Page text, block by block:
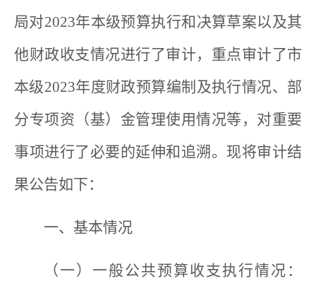
局对2023年本级预算执行和决算草案以及其
他财政收支情况进行了审计，重点审计了市
本级2023年度财政预算编制及执行情况、部
分专项资（基）金管理使用情况等，对重要
事项进行了必要的延伸和追溯。现将审计结
果公告如下：
一、基本情况
（一）一般公共预算收支执行情况：